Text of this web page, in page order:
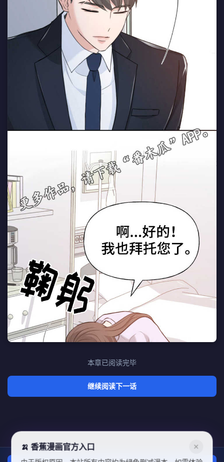
本章已阅读完毕
继续阅读下一话
🍌 香蕉漫画官方入口 ✕
由于版权原因，本站所有内容均为绿色删减漫本，如需体验